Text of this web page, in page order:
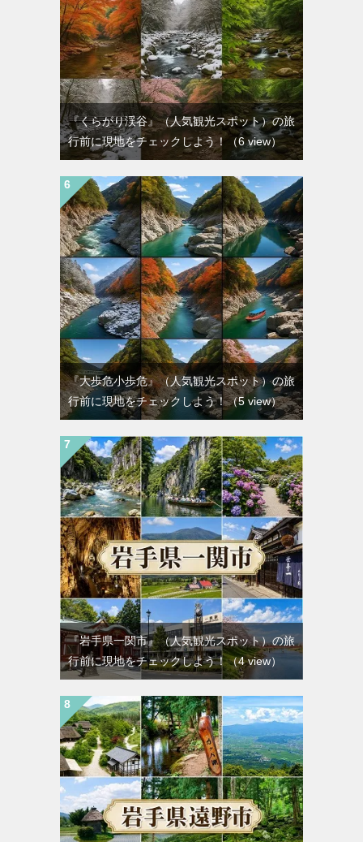
『くらがり渓谷』（人気観光スポット）の旅
行前に現地をチェックしよう！
（6 view）
『大歩危小歩危』（人気観光スポット）の旅
行前に現地をチェックしよう！（5 view）
『岩手県一関市』（人気観光スポット）の旅
行前に現地をチェックしよう！（4 view）